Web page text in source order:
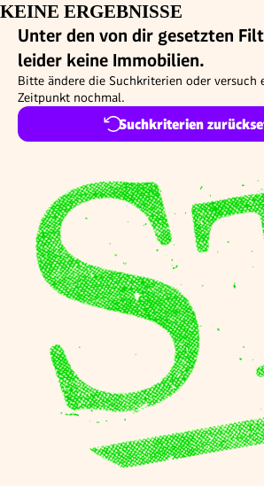
KEINE ERGEBNISSE
Unter den von dir gesetzten
leider keine Immobilien.
Bitte ändere die Suchkriterien oder versuch
Zeitpunkt nochmal.
Suchkriterien